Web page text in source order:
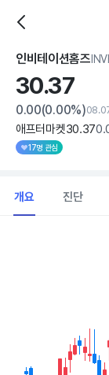
인비테이션홈즈
30.37
0.00(0.00%)
애프터마켓30.370
17명 관심
개요 진단
The chart has 1 X
The chart has 1 Y